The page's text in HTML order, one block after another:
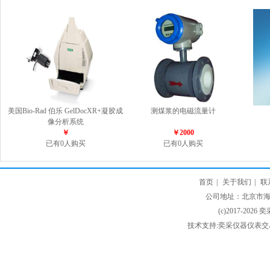
美国Bio-Rad 伯乐 GelDocXR+凝胶成
像分析系统
￥
已有0人购买
测煤浆的电磁流量计
￥2000
已有0人购买
首页 关于我们
联
公司地址：北京市
(c)2017-2026
技术支持:奕采仪器仪表